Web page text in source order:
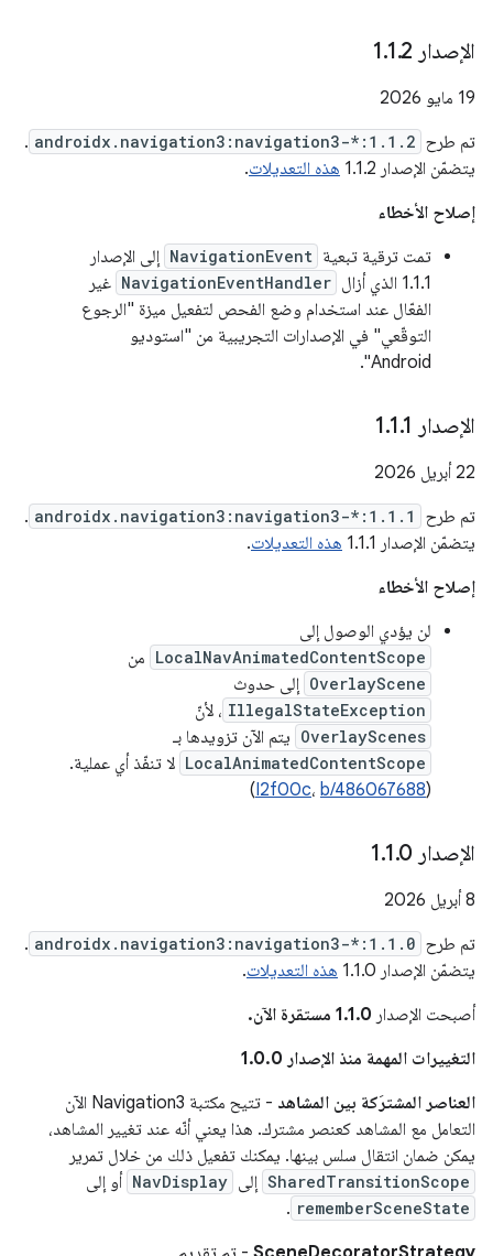
الإصدار 1 .1.2
‫19 مايو 2026
تم طرح androidx.navigation3:navigation3-*:1.1.2
.
يتضمّن الإصدار 1.1.2
هذه التعديلات.
إصلاح الأخطاء
تمت ترقية تبعية NavigationEvent إلى الإصدار
1.1.1 الذي أزال
NavigationEventHandler غير
الفعّال عند استخدام وضع الفحص لتفعيل ميزة "الرجوع
التوقّعي" في الإصدارات التجريبية من "استوديو
Android".
الإصدار 1 .1.1
‫22 أبريل 2026
تم طرح
androidx.navigation3:navigation3-*:1.1.1
.
يتضمّن الإصدار 1.1.1
هذه التعديلات.
إصلاح الأخطاء
لن يؤدي الوصول إلى
LocalNavAnimatedContentScope من
OverlayScene إلى حدوث
IllegalStateException ، لأنّ
OverlayScenes يتم الآن تزويدها بـ
LocalAnimatedContentScope لا تنفّذ أي عملية.
(
I2f00c، b/486067688
)
الإصدار 1 .1.0
‫8 أبريل 2026
تم طرح androidx.navigation3:navigation3-*:1.1.0
.
يتضمّن الإصدار 1.1.0
هذه التعديلات.
أصبحت الإصدار 1.1.0 مستقرة الآن.
التغييرات المهمة منذ الإصدار 1.0.0
العناصر المشترَكة بين المشاهد
- تتيح مكتبة Navigation3 الآن
التعامل مع المشاهد كعنصر مشترك. هذا يعني أنّه عند تغيير المشاهد،
يمكن ضمان انتقال سلس بينها. يمكنك تفعيل ذلك من خلال تمرير
SharedTransitionScope إلى NavDisplay أو إلى
rememberSceneState
.